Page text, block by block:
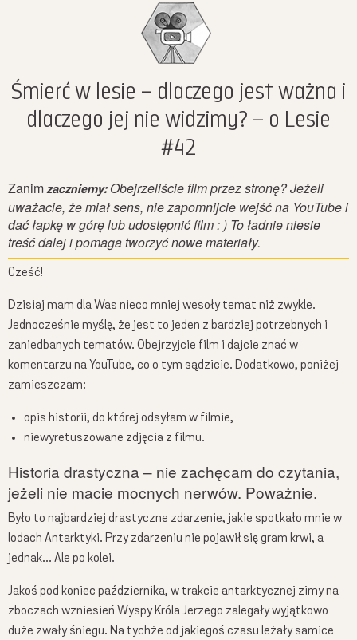
Śmierć w lesie – dlaczego jest ważna i
dlaczego jej nie widzimy? – o Lesie
#42
Zanimzaczniemy:Obejrzeliście film przez stronę? Jeżeli
uważacie, że miał sens, nie zapomnijcie wejść na YouTube i
dać łapkę w górę lub udostępnić film : ) To ładnie niesie
treść dalej i pomaga tworzyć nowe materiały.
Cześć!
Dzisiaj mam dla Was nieco mniej wesoły temat niż zwykle.
Jednocześnie myślę, że jest to jeden z bardziej potrzebnych i
zaniedbanych tematów. Obejrzyjcie film i dajcie znać w
komentarzu na YouTube, co o tym sądzicie. Dodatkowo, poniżej
zamieszczam:
opis historii, do której odsyłam w filmie,
niewyretuszowane zdjęcia z filmu.
Historia drastyczna – nie zachęcam do czytania,
jeżeli nie macie mocnych nerwów. Poważnie.
Było to najbardziej drastyczne zdarzenie, jakie spotkało mnie w
lodach Antarktyki. Przy zdarzeniu nie pojawił się gram krwi, a
jednak… Ale po kolei.
Jakoś pod koniec października, w trakcie antarktycznej zimy na
zboczach wzniesień Wyspy Króla Jerzego zalegały wyjątkowo
duże zwały śniegu. Na tychże od jakiegoś czasu leżały samice
Kontakt
Chcesz być na bieżąco z moimi filmami? Podaj proszę:
Podając swój adres e-mail wyrażasz zgodę na otrzymywanie ode mnie maili dotyczących
przyrody i moich działań, a dodatkowo zgadzasz się na otrzymywanie treści
marketingowych dotyczących sprzedaży moich produktów np. kalendarzy - Całą politykę
prywatności znajdziesztutaj .